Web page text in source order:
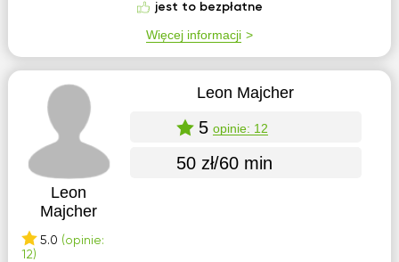
jest to bezpłatne
Więcej informacji
Leon
Majcher
5.0 (opinie:
12)
Leon Majcher
5 opinie: 12
50 zł/60 min